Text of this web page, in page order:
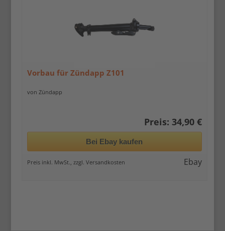
Vorbau für Zündapp Z101
von Zündapp
Preis: 34,90 €
Bei Ebay kaufen
Preis inkl. MwSt., zzgl. Versandkosten Ebay